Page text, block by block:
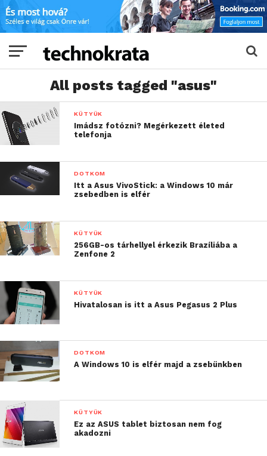
All posts tagged "asus"
KÜTYÜK
Imádsz fotózni? Megérkezett életed
telefonja
DOTKOM
Itt a Asus VivoStick: a Windows 10 már
zsebedben is elfér
KÜTYÜK
256GB-os tárhellyel érkezik Brazíliába a
Zenfone 2
KÜTYÜK
Hivatalosan is itt a Asus Pegasus 2 Plus
DOTKOM
A Windows 10 is elfér majd a zsebünkben
KÜTYÜK
Ez az ASUS tablet biztosan nem fog
akadozni